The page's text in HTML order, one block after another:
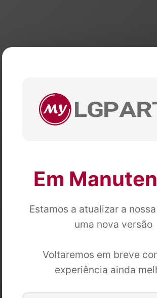
Em
Estamos a atualizar a
uma nova versão
Voltaremos em breve
experiência ainda